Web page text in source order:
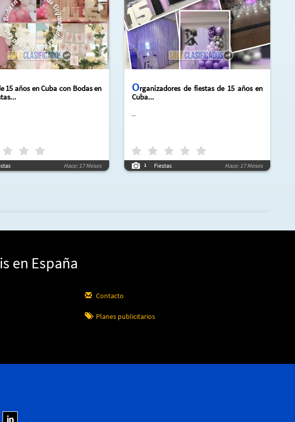
15 años en Cuba con Bodas en
Hace: 17 Meses
Organizadores de fiestas de 15 años en
Cuba...
...
1 Fiestas Hace: 17 Meses
en España
Contacto
Planes publicitarios